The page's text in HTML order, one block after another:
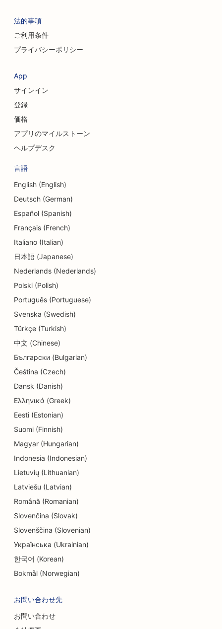
コンサルティング会社のためのSEO
美容外科のためのSEO
保育園向けSEO対策
借金相談サービスのSEO
歯科医院のためのSEO
デリカテッセンのSEO
ダイナー向けSEO
ディテールショップのためのSEO
ドーナツ店のためのSEO
教育・保育サービスのSEO
クリーニング店向けSEO
家電量販店のSEO
歯内療法専門医のためのSEO
SEO
エンジニアリング会社のためのSEO
エスニック・レストラン向けEO
フェイスリフト・サービスのSEO
ファミリーレストランのSEO
ファーム・トゥ・テーブル・レストランのための
ファイナンシャル・プランナーのためのSEO
金融サービス向けSEO
法的事項
ご利用条件
プライバシーポリシー
App
サインイン
登録
価格
アプリのマイルストーン
ヘルプデスク
言語
English (English)
Deutsch (German)
Español (Spanish)
Français (French)
Italiano (Italian)
日本語 (Japanese)
Nederlands (Nederlands)
Polski (Polish)
Português (Portuguese)
Svenska (Swedish)
Türkçe (Turkish)
中文 (Chinese)
Български (Bulgarian)
Čeština (Czech)
Dansk (Danish)
Ελληνικά (Greek)
Eesti (Estonian)
Suomi (Finnish)
Magyar (Hungarian)
Indonesia (Indonesian)
Lietuvių (Lithuanian)
Latviešu (Latvian)
Română (Romanian)
Slovenčina (Slovak)
Slovenščina (Slovenian)
Українська (Ukrainian)
한국어 (Korean)
Bokmål (Norwegian)
お問い合わせ先
お問い合わせ